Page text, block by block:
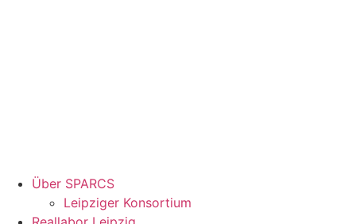
Über SPARCS
Leipziger Konsortium